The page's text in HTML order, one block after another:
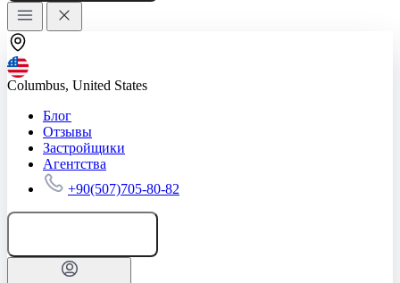
Columbus, United States
Блог
Отзывы
Застройщики
Агентства
+90(507)705-80-82